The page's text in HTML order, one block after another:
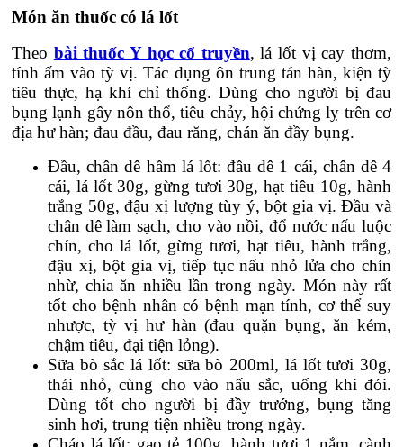
Món ăn thuốc có lá lốt
Theo bài thuốc Y học cổ truyền, lá lốt vị cay thơm,
tính ấm vào tỳ vị. Tác dụng ôn trung tán hàn, kiện tỳ
tiêu thực, hạ khí chỉ thống. Dùng cho người bị đau
bụng lạnh gây nôn thổ, tiêu chảy, hội chứng lỵ trên cơ
địa hư hàn; đau đầu, đau răng, chán ăn đầy bụng.
Đầu, chân dê hầm lá lốt: đầu dê 1 cái, chân dê 4
cái, lá lốt 30g, gừng tươi 30g, hạt tiêu 10g, hành
trắng 50g, đậu xị lượng tùy ý, bột gia vị. Đầu và
chân dê làm sạch, cho vào nồi, đổ nước nấu luộc
chín, cho lá lốt, gừng tươi, hạt tiêu, hành trắng,
đậu xị, bột gia vị, tiếp tục nấu nhỏ lửa cho chín
nhừ, chia ăn nhiều lần trong ngày. Món này rất
tốt cho bệnh nhân có bệnh mạn tính, cơ thể suy
nhược, tỳ vị hư hàn (đau quặn bụng, ăn kém,
chậm tiêu, đại tiện lỏng).
Sữa bò sắc lá lốt: sữa bò 200ml, lá lốt tươi 30g,
thái nhỏ, cùng cho vào nấu sắc, uống khi đói.
Dùng tốt cho người bị đầy trướng, bụng tăng
sinh hơi, trung tiện nhiều trong ngày.